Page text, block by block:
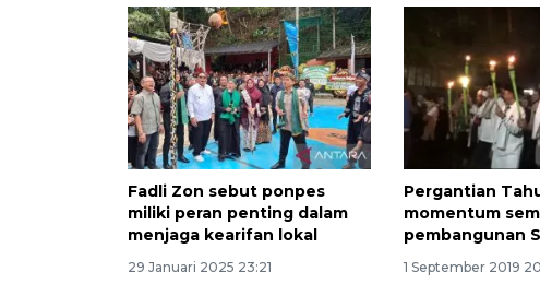
Fadli Zon sebut ponpes
miliki peran penting dalam
menjaga kearifan lokal
29 Januari 2025 23:21
Pergantian
momentum
pembangunan
1 September 2019